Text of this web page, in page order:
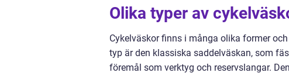
Olika typer av
Cykelväskor finns i många olika former
typ är den klassiska saddelväskan, som
föremål som verktyg och reservslangar.